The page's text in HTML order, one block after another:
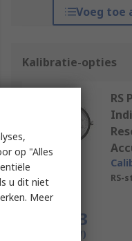
Voeg toe
Kalibratie-opties
RS
RS-
Per stuk
€ 93,73
(excl. BTW)
op "Alles
u dit niet
Meer